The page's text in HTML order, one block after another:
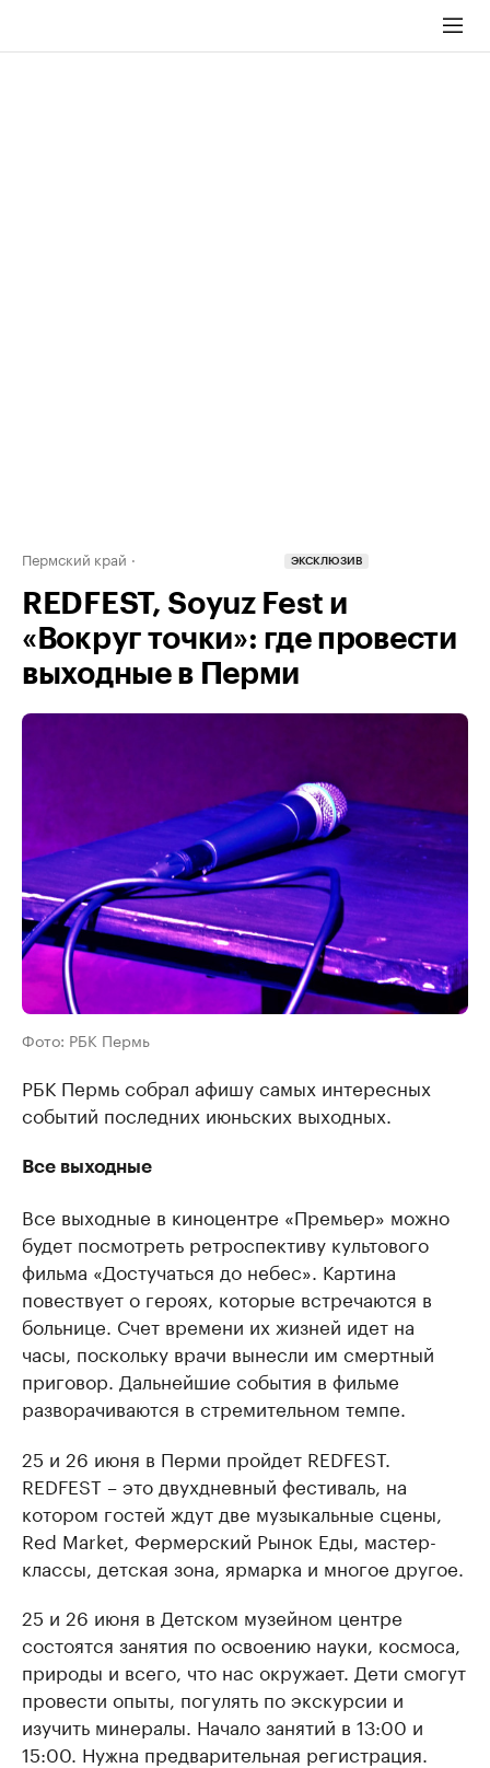
Пермский край ЭКСКЛЮЗИВ
REDFEST, Soyuz Fest и
«Вокруг точки»: где провести
выходные в Перми
Фото: РБК Пермь
РБК Пермь собрал афишу самых интересных
событий последних июньских выходных.
Все выходные
Все выходные в киноцентре «Премьер» можно
будет посмотреть ретроспективу культового
фильма «Достучаться до небес». Картина
повествует о героях, которые встречаются в
больнице. Счет времени их жизней идет на
часы, поскольку врачи вынесли им смертный
приговор. Дальнейшие события в фильме
разворачиваются в стремительном темпе.
25 и 26 июня в Перми пройдет REDFEST.
REDFEST – это двухдневный фестиваль, на
котором гостей ждут две музыкальные сцены,
Red Market, Фермерский Рынок Еды, мастер-
классы, детская зона, ярмарка и многое другое.
25 и 26 июня в Детском музейном центре
состоятся занятия по освоению науки, космоса,
природы и всего, что нас окружает. Дети смогут
провести опыты, погулять по экскурсии и
изучить минералы. Начало занятий в 13:00 и
15:00. Нужна предварительная регистрация.